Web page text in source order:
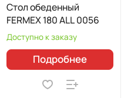
Стол обеденный
FERMEX 180 ALL 0056
Доступно к заказу
Подробнее